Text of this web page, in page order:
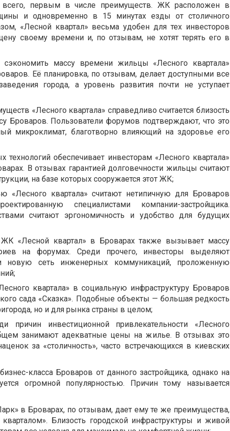
всего, первым в числе преимуществ. ЖК расположен в
и одновременно в 15 минутах езды от столичного
«Лесной квартал» весьма удобен для тех инвесторов
своему времени и, по отзывам, не хотят терять его в
массу времени жильцы «Лесного квартала»
Её планировка, по отзывам, делает доступными все
города, а уровень развития почти не уступает
«Лесного квартала» справедливо считается близость
Броваров. Пользователи форумов подтверждают, что это
микроклимат, благотворно влияющий на здоровье его
технологий обеспечивает инвесторам «Лесного квартала»
В отзывах гарантией долговечности жильцы считают
на базе которых сооружается этот ЖК;
«Лесного квартала» считают нетипичную для Броваров
специалистами компании-застройщика.
считают эргономичность и удобство для будущих
ЖК «Лесной квартал» в Броварах также вызывает массу
на форумах. Среди прочего, инвесторы выделяют
новую сеть инженерных коммуникаций, проложенную
квартала» в социальную инфраструктуру Броваров
сада «Сказка». Подобные объекты — большая редкость
но и для рынка страны в целом;
причин инвестиционной привлекательности «Лесного
занимают адекватные цены на жилье. В отзывах это
за «столичность», часто встречающихся в киевских
класса Броваров от данного застройщика, однако на
огромной популярностью. Причин тому называется
в Броварах, по отзывам, дает ему те же преимущества,
Близость городской инфраструктуры и живой